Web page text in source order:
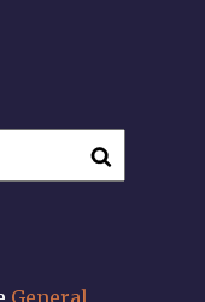
General